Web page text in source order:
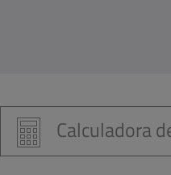
Calculadora